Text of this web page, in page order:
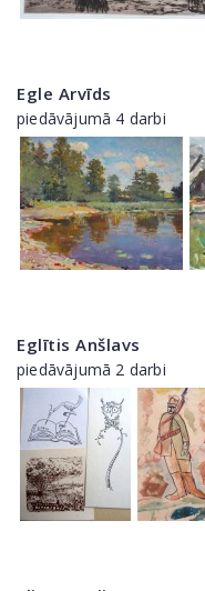
Egle Arvīds
piedāvājumā 4 darbi
Eglītis Anšlavs
piedāvājumā 2 darbi